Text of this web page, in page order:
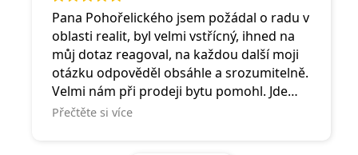
Pana Pohořelického jsem požádal o radu v
oblasti realit, byl velmi vstřícný, ihned na
můj dotaz reagoval, na každou další moji
otázku odpověděl obsáhle a srozumitelně.
Velmi nám při prodeji bytu pomohl. Jde
vidět, že se perfektně umí pohybovat ve
Přečtěte si více